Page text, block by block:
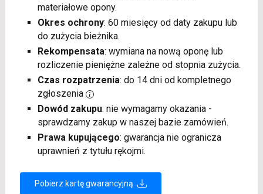
materiałowe opony.
Okres ochrony: 60 miesięcy od daty zakupu lub
do zużycia bieżnika.
Rekompensata: wymiana na nową oponę lub
rozliczenie pieniężne zależne od stopnia zużycia.
Czas rozpatrzenia: do 14 dni od kompletnego
zgłoszenia
Dowód zakupu: nie wymagamy okazania -
sprawdzamy zakup w naszej bazie zamówień.
Prawa kupującego: gwarancja nie ogranicza
uprawnień z tytułu rękojmi.
Pobierz kartę gwarancyjną